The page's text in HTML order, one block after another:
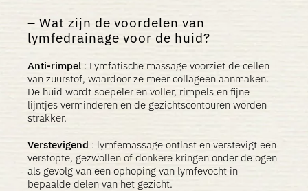
Wat zijn de voordelen van
lymfedrainage voor de huid?
Anti-rimpel : Lymfatische massage voorziet de cellen
van zuurstof, waardoor ze meer collageen aanmaken.
De huid wordt soepeler en voller, rimpels en fijne
lijntjes verminderen en de gezichtscontouren worden
strakker.
Verstevigend : lymfemassage ontlast en verstevigt een
verstopte, gezwollen of donkere kringen onder de ogen
als gevolg van een ophoping van lymfevocht in
bepaalde delen van het gezicht.